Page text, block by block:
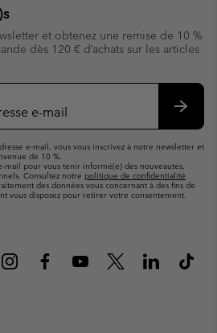
et obtenez une remise de 10 %
dès 120 € d’achats sur les articles
e-mail, vous vous inscrivez à notre newsletter et
de 10 %.
mail pour vous tenir informé(e) des nouveautés,
Consultez notre politique de confidentialité
des données vous concernant à des fins de
vous disposez pour retirer votre consentement.